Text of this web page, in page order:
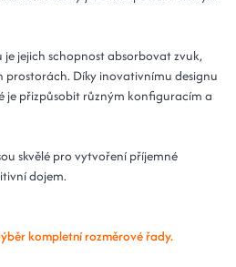
- 15 mátová
14 dní
mátová
- 15 mátová
371 Kč
- 15 mátová
388 Kč
- 15 mátová
388 Kč
jejich schopnost absorbovat zvuk,
prostorách. Díky inovativnímu designu
je přizpůsobit různým konfiguracím a
skvělé pro vytvoření příjemné
dojem.
kompletní rozměrové řady.